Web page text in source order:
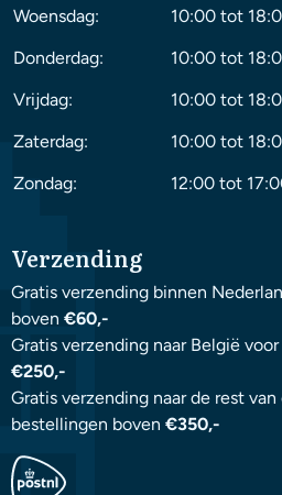
Woensdag:
10:00 tot
Donderdag:
10:00 tot
Vrijdag:
10:00 tot
Zaterdag:
10:00 tot
Zondag:
12:00 tot
Verzending
Gratis verzending binnen
boven €60,-
Gratis verzending naar België
€250,-
Gratis verzending naar de rest van
bestellingen boven €350,-